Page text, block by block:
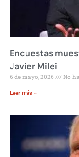
Encuestas
Javier Milei
6 de mayo, 2026 No
Leer más »